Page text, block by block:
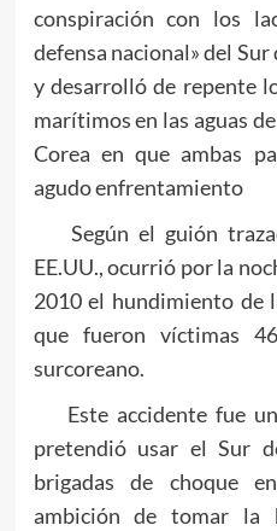
conspiración con los
defensa nacional» del
y desarrolló de repente
marítimos en las aguas
Corea en que ambas
agudo enfrentamiento
Según el guión
EE.UU., ocurrió por la
2010 el hundimiento de
que fueron víctimas
surcoreano.
Este accidente fue un
pretendió usar el Sur
brigadas de choque
ambición de tomar la